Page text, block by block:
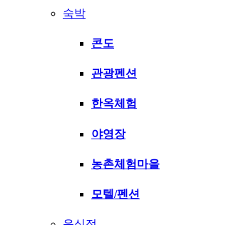
숙박
콘도
관광펜션
한옥체험
야영장
농촌체험마을
모텔/펜션